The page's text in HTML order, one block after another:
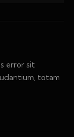
error sit
totam